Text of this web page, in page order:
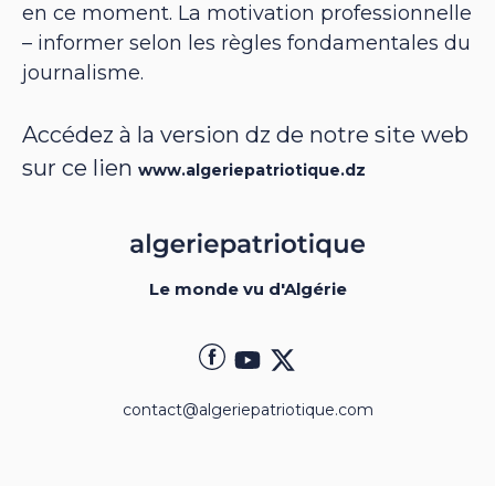
en ce moment. La motivation professionnelle
– informer selon les règles fondamentales du
journalisme.
Accédez à la version dz de notre site web
sur ce lien www.algeriepatriotique.dz
Le monde vu d'Algérie
contact@algeriepatriotique.com